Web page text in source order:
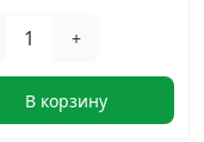
+
В корзину